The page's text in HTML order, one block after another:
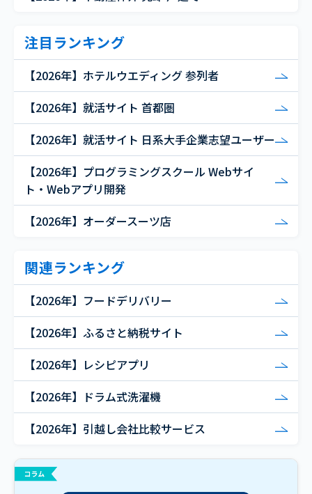
注目ランキング
【2026年】ホテルウエディング 参列者
【2026年】就活サイト 首都圏
【2026年】就活サイト 日系大手企業志望ユーザー
【2026年】プログラミングスクール Webサイ
ト・Webアプリ開発
【2026年】オーダースーツ店
関連ランキング
【2026年】フードデリバリー
【2026年】ふるさと納税サイト
【2026年】レシピアプリ
【2026年】ドラム式洗濯機
【2026年】引越し会社比較サービス